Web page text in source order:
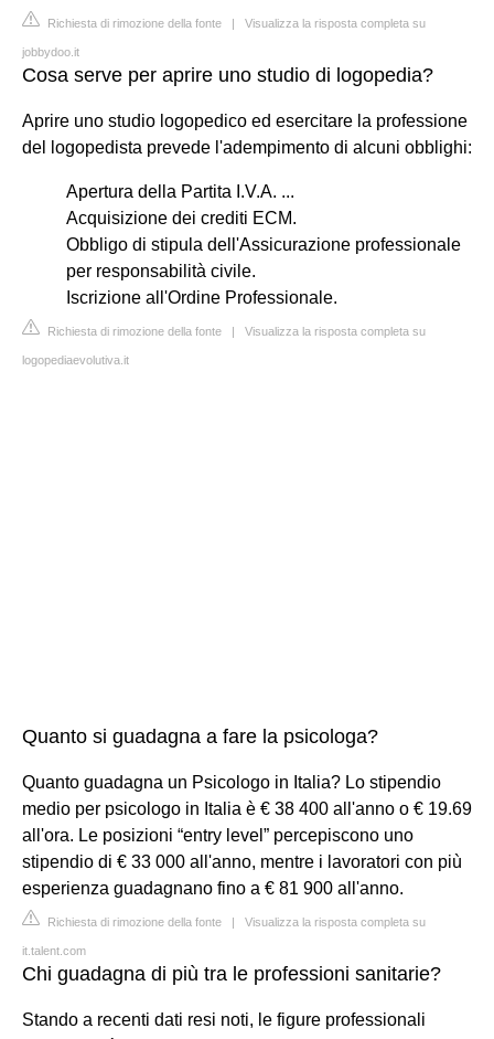
Richiesta di rimozione della fonte | Visualizza la risposta completa su
jobbydoo.it
Cosa serve per aprire uno studio di logopedia?
Aprire uno studio logopedico ed esercitare la professione
del logopedista prevede l'adempimento di alcuni obblighi:
Apertura della Partita I.V.A. ...
Acquisizione dei crediti ECM.
Obbligo di stipula dell'Assicurazione professionale
per responsabilità civile.
Iscrizione all'Ordine Professionale.
Richiesta di rimozione della fonte | Visualizza la risposta completa su
logopediaevolutiva.it
Quanto si guadagna a fare la psicologa?
Quanto guadagna un Psicologo in Italia? Lo stipendio
medio per psicologo in Italia è € 38 400 all'anno o € 19.69
all'ora. Le posizioni “entry level” percepiscono uno
stipendio di € 33 000 all'anno, mentre i lavoratori con più
esperienza guadagnano fino a € 81 900 all'anno.
Richiesta di rimozione della fonte | Visualizza la risposta completa su
it.talent.com
Chi guadagna di più tra le professioni sanitarie?
Stando a recenti dati resi noti, le figure professionali